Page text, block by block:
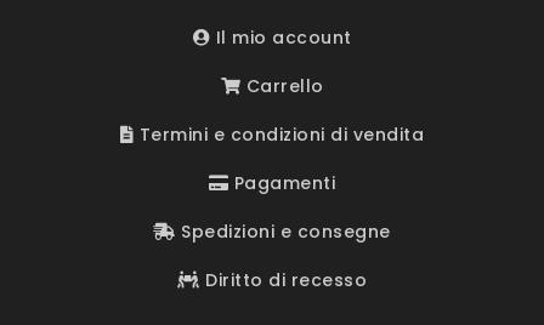
Il mio account
Carrello
Termini e condizioni di vendita
Pagamenti
Spedizioni e consegne
Diritto di recesso